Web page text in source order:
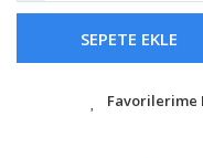
SEPETE EKLE